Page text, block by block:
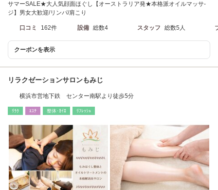
サマーSALE★大人気顔面ほぐし【オーストラリア発★本格派オイルマッサ-
ジ】男女大歓迎/リンパ/肩こり
口コミ 162件 設備 総数4 スタッフ 総数5人
クーポンを表示
リラクゼーションサロンもみじ
横浜市営地下鉄 センター南駅より徒歩5分
ﾘﾗｸ ｴｽﾃ 整体･ｶｲﾛ ﾘﾌﾚｯｼｭ